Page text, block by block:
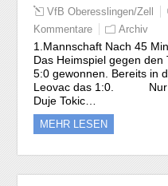
VfB Oberesslingen/Zell
Kommentare
Archiv
1.Mannschaft Nach 45
Das Heimspiel gegen
5:0 gewonnen. Bereits in
Leovac das 1:0. Nur
Duje Tokic…
MEHR LESEN